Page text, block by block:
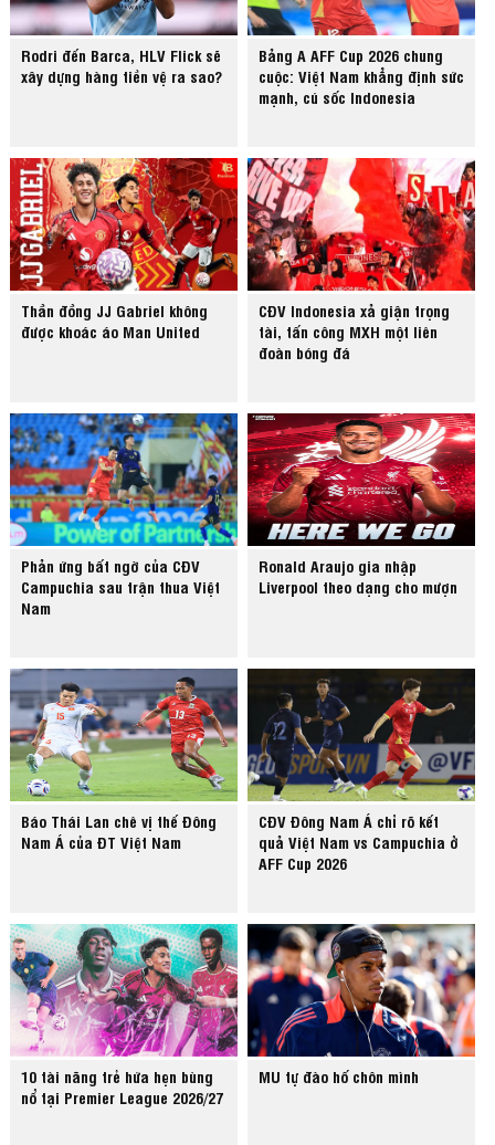
Rodri đến Barca, HLV Flick sẽ
xây dựng hàng tiền vệ ra sao?
Bảng A AFF Cup 2026 chung
cuộc: Việt Nam khẳng định sức
mạnh, cú sốc Indonesia
Thần đồng JJ Gabriel không
được khoác áo Man United
CĐV Indonesia xả giận trọng
tài, tấn công MXH một liên
đoàn bóng đá
Phản ứng bất ngờ của CĐV
Campuchia sau trận thua Việt
Nam
Ronald Araujo gia nhập
Liverpool theo dạng cho mượn
Báo Thái Lan chê vị thế Đông
Nam Á của ĐT Việt Nam
CĐV Đông Nam Á chỉ rõ kết
quả Việt Nam vs Campuchia ở
AFF Cup 2026
10 tài năng trẻ hứa hẹn bùng
nổ tại Premier League 2026/27
MU tự đào hố chôn mình